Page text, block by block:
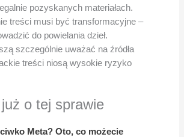
pozyskanych materiałach.
treści musi być transformacyjne –
do powielania dzieł.
szczególnie uważać na źródła
treści niosą wysokie ryzyko
o tej sprawie
Meta? Oto, co możecie